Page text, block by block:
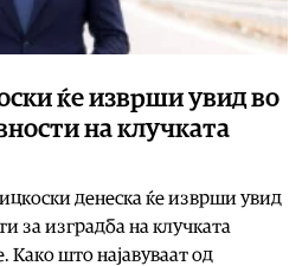
ќе изврши увид во
на клучката
денеска ќе изврши увид
за изградба на клучката
Како што најавуваат од